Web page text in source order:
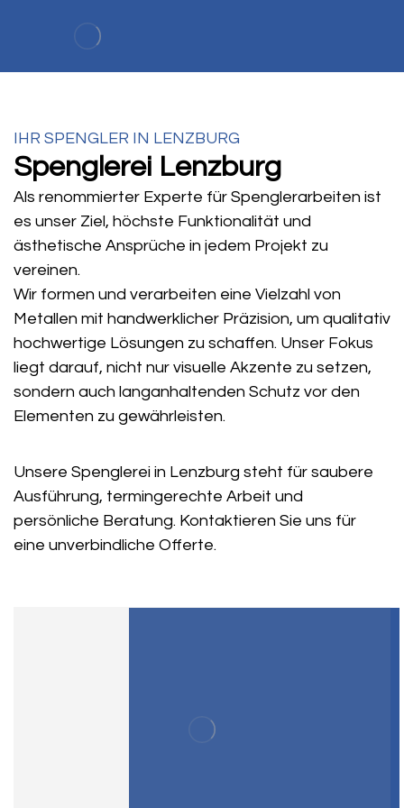
IHR SPENGLER IN LENZBURG
Spenglerei Lenzburg
Als renommierter Experte für Spenglerarbeiten ist
es unser Ziel, höchste Funktionalität und
ästhetische Ansprüche in jedem Projekt zu
vereinen.
Wir formen und verarbeiten eine Vielzahl von
Metallen mit handwerklicher Präzision, um qualitativ
hochwertige Lösungen zu schaffen. Unser Fokus
liegt darauf, nicht nur visuelle Akzente zu setzen,
sondern auch langanhaltenden Schutz vor den
Elementen zu gewährleisten.
Unsere Spenglerei in Lenzburg steht für saubere
Ausführung, termingerechte Arbeit und
persönliche Beratung. Kontaktieren Sie uns für
eine unverbindliche Offerte.